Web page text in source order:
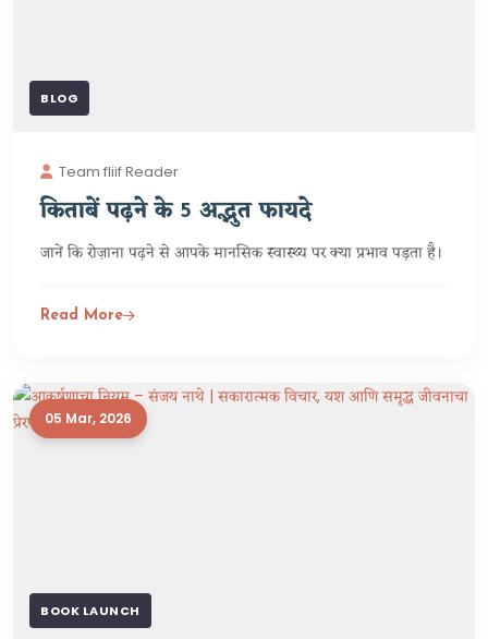
BLOG
Team fliif Reader
किताबें पढ़ने के 5 अद्भुत फायदे
जानें कि रोज़ाना पढ़ने से आपके मानसिक स्वास्थ्य पर क्या प्रभाव पड़ता है।
Read More
05 Mar, 2026
BOOK LAUNCH